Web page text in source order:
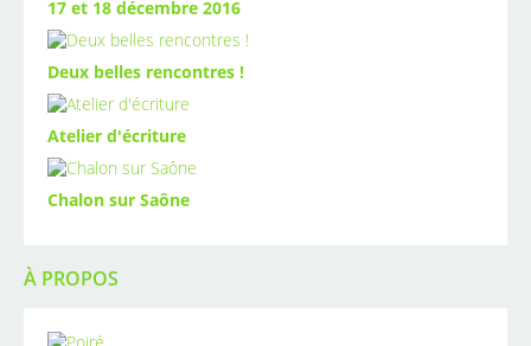
17 et 18 décembre 2016
Deux belles rencontres !
Atelier d'écriture
Chalon sur Saône
À PROPOS